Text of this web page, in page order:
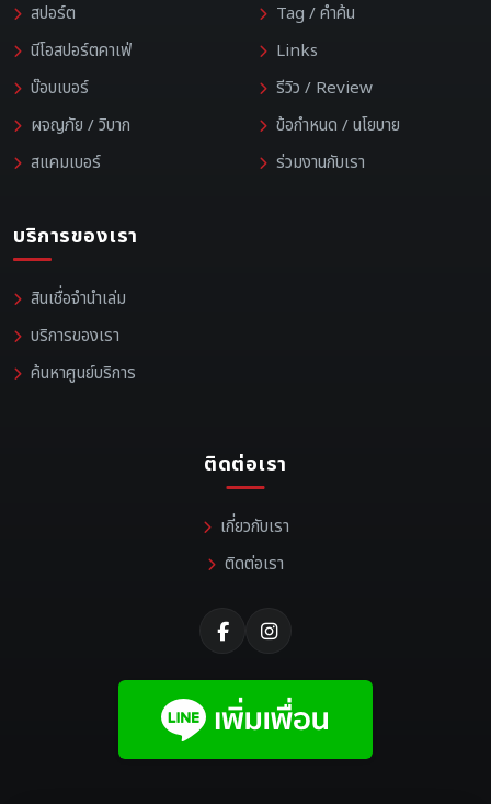
สปอร์ต
นีโอสปอร์ตคาเฟ่
บ๊อบเบอร์
ผจญภัย / วิบาก
สแคมเบอร์
Tag / คำค้น
Links
รีวิว / Review
ข้อกำหนด / นโยบาย
ร่วมงานกับเรา
บริการของเรา
สินเชื่อจำนำเล่ม
บริการของเรา
ค้นหาศูนย์บริการ
ติดต่อเรา
เกี่ยวกับเรา
ติดต่อเรา